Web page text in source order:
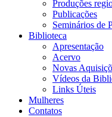
Produções
Publicações
Seminários de
Biblioteca
Apresentação
Acervo
Novas
Vídeos da
Links Úteis
Mulheres
Contatos